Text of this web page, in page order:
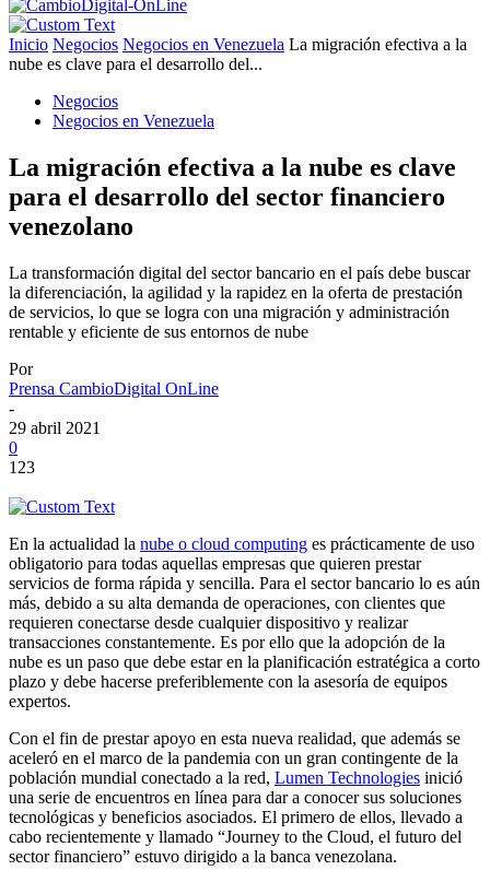
Inicio Negocios Negocios en Venezuela La migración efectiva a la
nube es clave para el desarrollo del...
Negocios
Negocios en Venezuela
La migración efectiva a la nube es clave
para el desarrollo del sector financiero
venezolano
La transformación digital del sector bancario en el país debe buscar
la diferenciación, la agilidad y la rapidez en la oferta de prestación
de servicios, lo que se logra con una migración y administración
rentable y eficiente de sus entornos de nube
Por
Prensa CambioDigital OnLine
-
29 abril 2021
0
123
En la actualidad la nube o cloud computing es prácticamente de uso
obligatorio para todas aquellas empresas que quieren prestar
servicios de forma rápida y sencilla. Para el sector bancario lo es aún
más, debido a su alta demanda de operaciones, con clientes que
requieren conectarse desde cualquier dispositivo y realizar
transacciones constantemente. Es por ello que la adopción de la
nube es un paso que debe estar en la planificación estratégica a corto
plazo y debe hacerse preferiblemente con la asesoría de equipos
expertos.
Con el fin de prestar apoyo en esta nueva realidad, que además se
aceleró en el marco de la pandemia con un gran contingente de la
población mundial conectado a la red, Lumen Technologies inició
una serie de encuentros en línea para dar a conocer sus soluciones
tecnológicas y beneficios asociados. El primero de ellos, llevado a
cabo recientemente y llamado “Journey to the Cloud, el futuro del
sector financiero” estuvo dirigido a la banca venezolana.